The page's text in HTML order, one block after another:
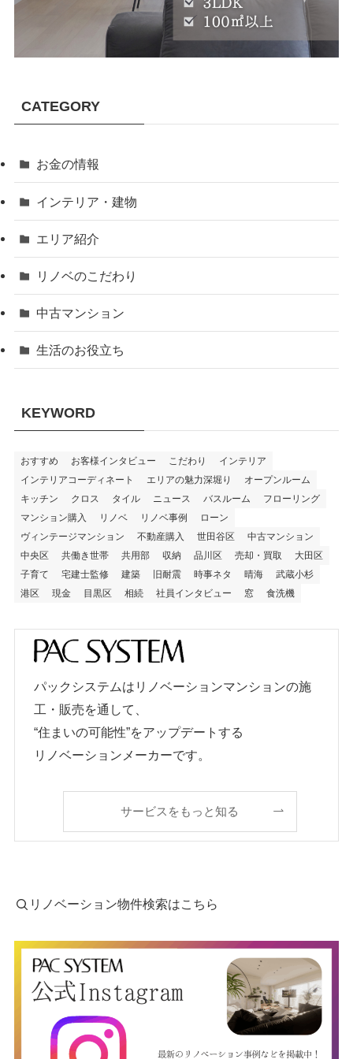
CATEGORY
お金の情報
インテリア・建物
エリア紹介
リノベのこだわり
中古マンション
生活のお役立ち
KEYWORD
おすすめ お客様インタビュー こだわり
インテリア
インテリアコーディネート
エリアの魅力深堀り
オープンルーム
キッチン
クロス タイル ニュース バスルーム
フローリング
マンション購入
リノベ リノベ事例
ローン
ヴィンテージマンション
不動産購入 世田谷区
中古マンション
中央区
共働き世帯 共用部 収納 品川区 売却・買取
大田区
子育て
宅建士監修 建築 旧耐震 時事ネタ 晴海
武蔵小杉
港区
現金 目黒区 相続 社員インタビュー 窓 食洗機
パックシステムはリノベーションマンションの施
工・販売を通して、
“住まいの可能性”をアップデートする
リノベーションメーカーです。
サービスをもっと知る
リノベーション物件検索はこちら